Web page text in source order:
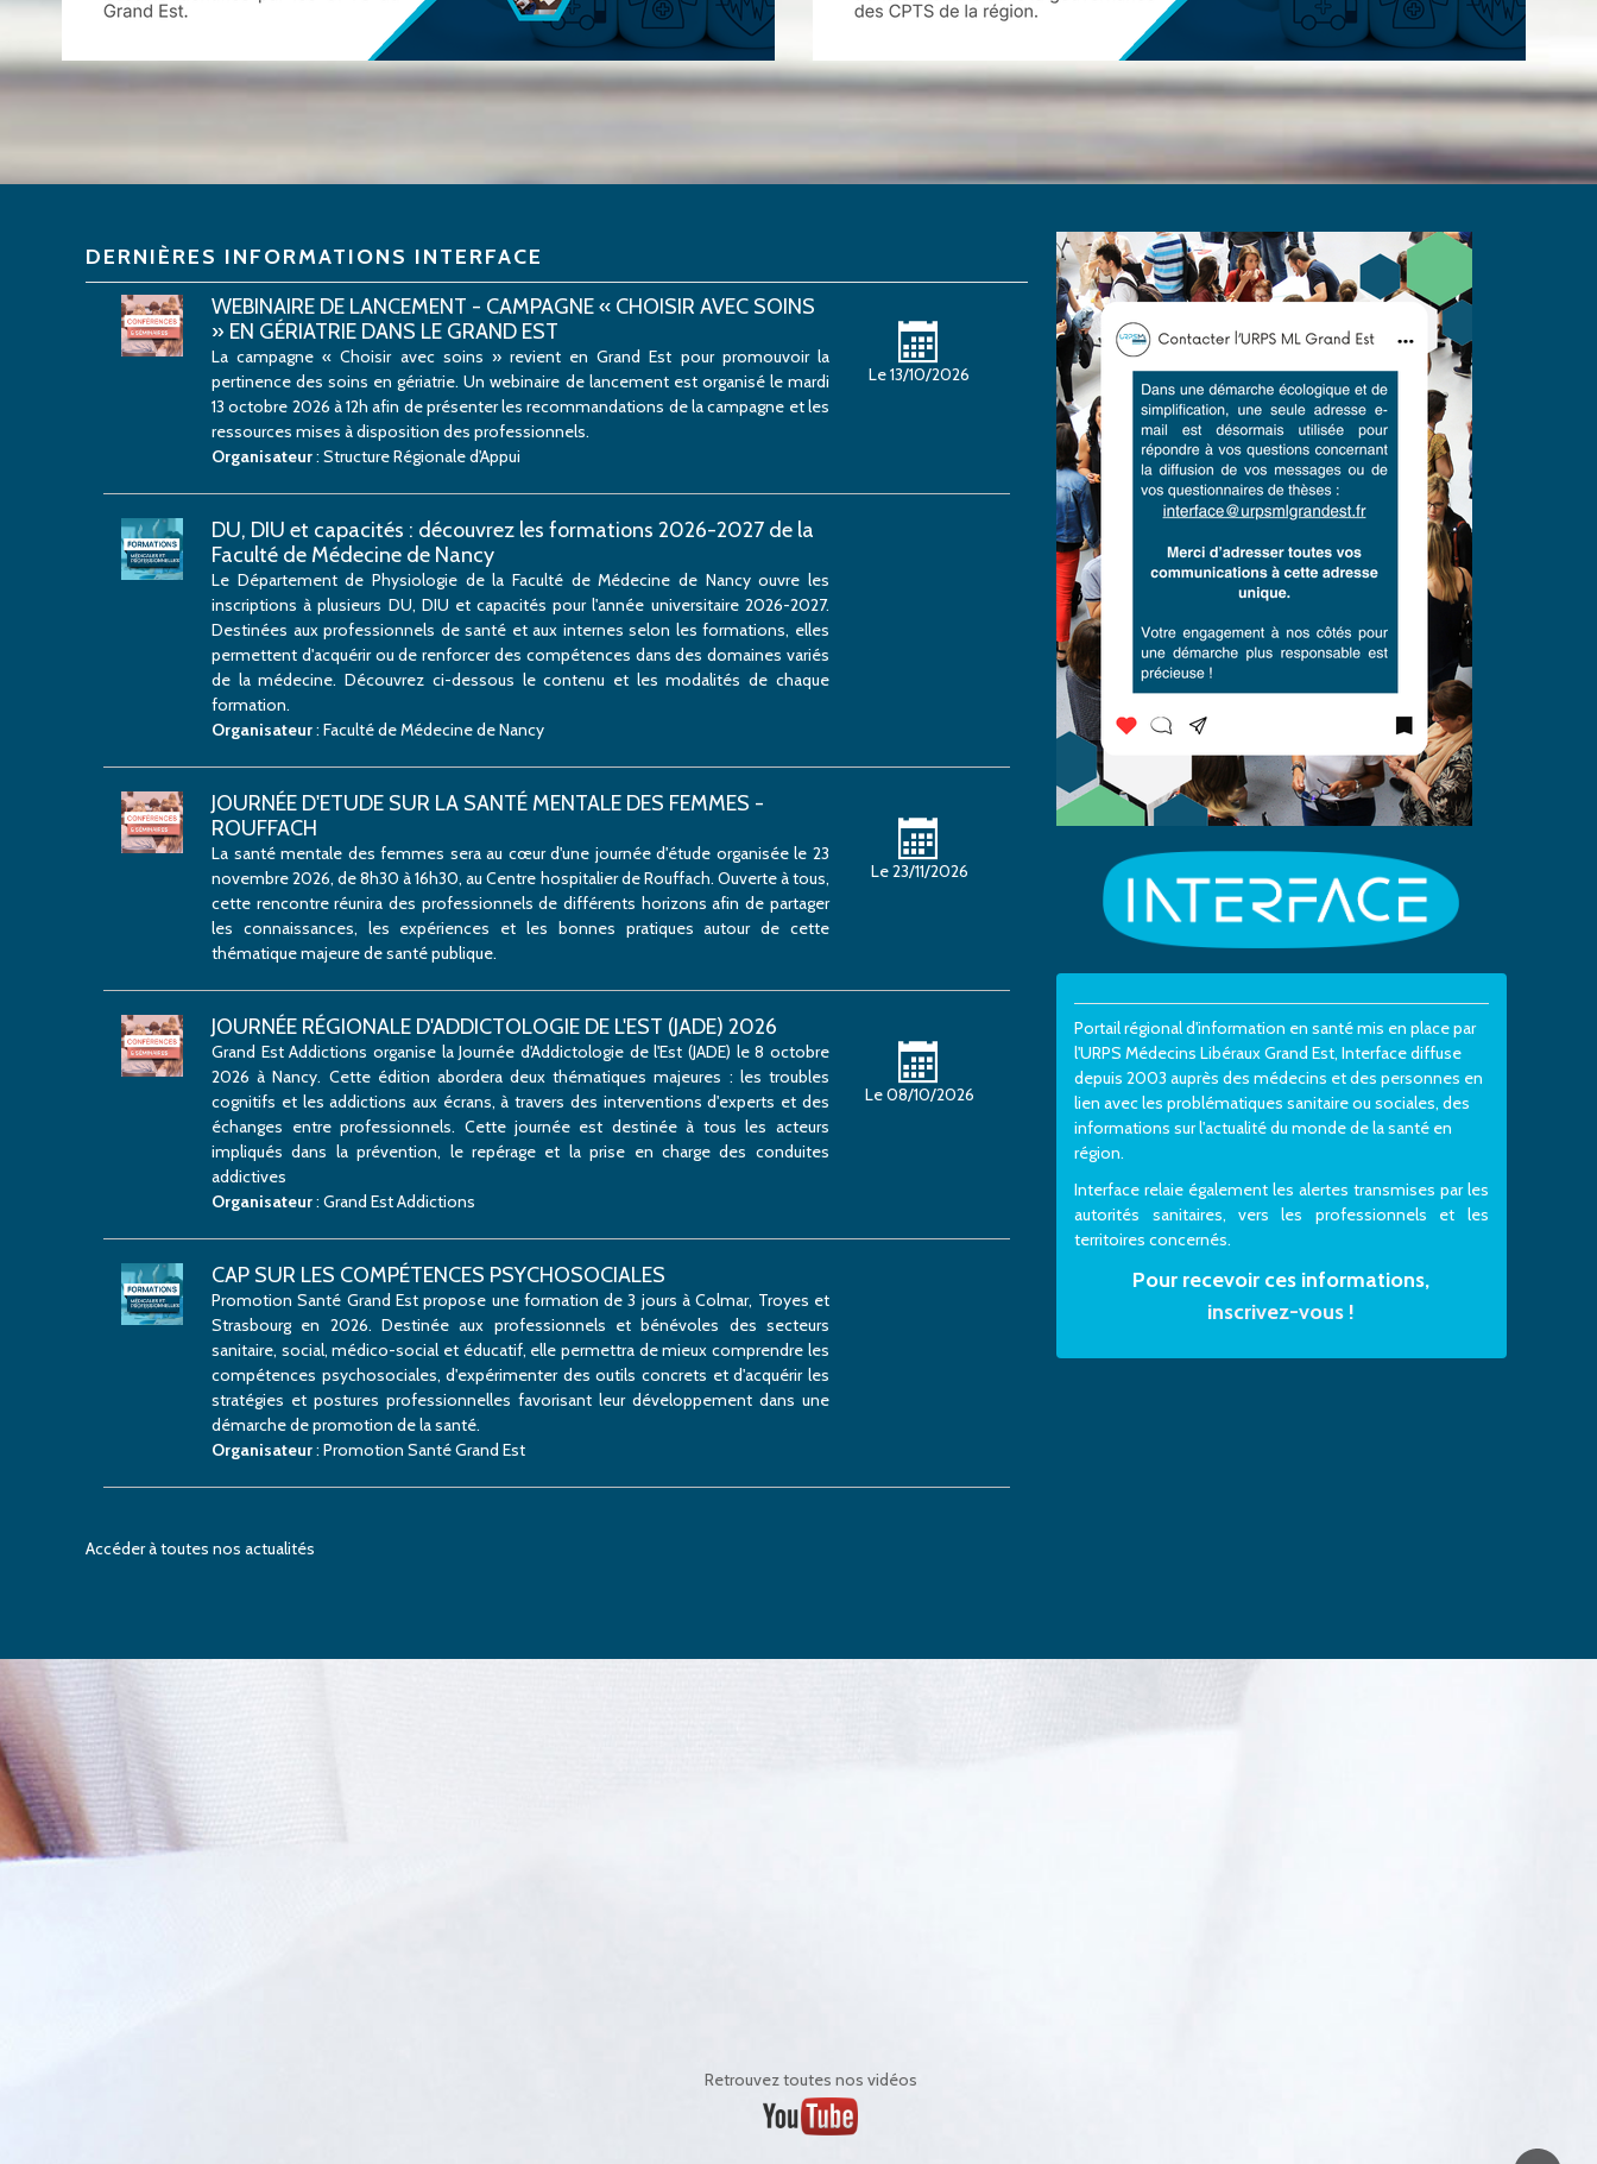
DERNIÈRES INFORMATIONS INTERFACE
WEBINAIRE DE LANCEMENT - CAMPAGNE « CHOISIR AVEC SOINS
» EN GÉRIATRIE DANS LE GRAND EST
La campagne « Choisir avec soins » revient en Grand Est pour promouvoir la
pertinence des soins en gériatrie. Un webinaire de lancement est organisé le mardi
13 octobre 2026 à 12h afin de présenter les recommandations de la campagne et les
ressources mises à disposition des professionnels.
Organisateur: Structure Régionale d'Appui
Le 13/10/2026
DU, DIU et capacités : découvrez les formations 2026-2027 de la
Faculté de Médecine de Nancy
Le Département de Physiologie de la Faculté de Médecine de Nancy ouvre les
inscriptions à plusieurs DU, DIU et capacités pour l'année universitaire 2026-2027.
Destinées aux professionnels de santé et aux internes selon les formations, elles
permettent d'acquérir ou de renforcer des compétences dans des domaines variés
de la médecine. Découvrez ci-dessous le contenu et les modalités de chaque
formation.
Organisateur: Faculté de Médecine de Nancy
JOURNÉE D'ETUDE SUR LA SANTÉ MENTALE DES FEMMES -
ROUFFACH
La santé mentale des femmes sera au cœur d'une journée d'étude organisée le 23
novembre 2026, de 8h30 à 16h30, au Centre hospitalier de Rouffach. Ouverte à tous,
cette rencontre réunira des professionnels de différents horizons afin de partager
les connaissances, les expériences et les bonnes pratiques autour de cette
thématique majeure de santé publique.
Le 23/11/2026
JOURNÉE RÉGIONALE D'ADDICTOLOGIE DE L'EST (JADE) 2026
Grand Est Addictions organise la Journée d'Addictologie de l'Est (JADE) le 8 octobre
2026 à Nancy. Cette édition abordera deux thématiques majeures : les troubles
cognitifs et les addictions aux écrans, à travers des interventions d'experts et des
échanges entre professionnels. Cette journée est destinée à tous les acteurs
impliqués dans la prévention, le repérage et la prise en charge des conduites
addictives
Organisateur: Grand Est Addictions
Le 08/10/2026
CAP SUR LES COMPÉTENCES PSYCHOSOCIALES
Promotion Santé Grand Est propose une formation de 3 jours à Colmar, Troyes et
Strasbourg en 2026. Destinée aux professionnels et bénévoles des secteurs
sanitaire, social, médico-social et éducatif, elle permettra de mieux comprendre les
compétences psychosociales, d'expérimenter des outils concrets et d'acquérir les
stratégies et postures professionnelles favorisant leur développement dans une
démarche de promotion de la santé.
Organisateur: Promotion Santé Grand Est
Accéder à toutes nos actualités
Portail régional d'information en santé mis en place par
l'URPS Médecins Libéraux Grand Est, Interface diffuse
depuis 2003 auprès des médecins et des personnes en
lien avec les problématiques sanitaire ou sociales, des
informations sur l'actualité du monde de la santé en
région.
Interface relaie également les alertes transmises par les
autorités sanitaires, vers les professionnels et les
territoires concernés.
Pour recevoir ces informations,
inscrivez-vous !
Retrouvez toutes nos vidéos